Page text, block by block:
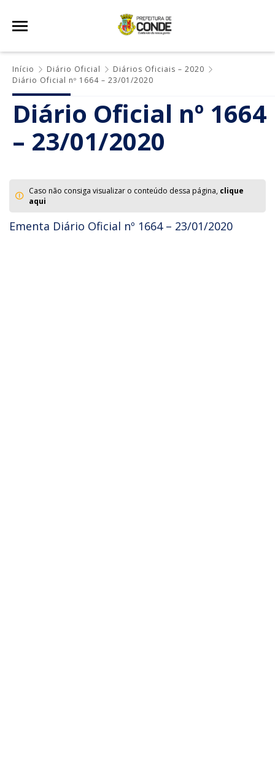
Início Diário Oficial
Diários Oficiais – 2020
Diário Oficial nº 1664 – 23/01/2020
Diário Oficial nº 1664
– 23/01/2020
Caso não consiga visualizar o conteúdo dessa página, clique
aqui
Ementa Diário Oficial nº 1664 – 23/01/2020